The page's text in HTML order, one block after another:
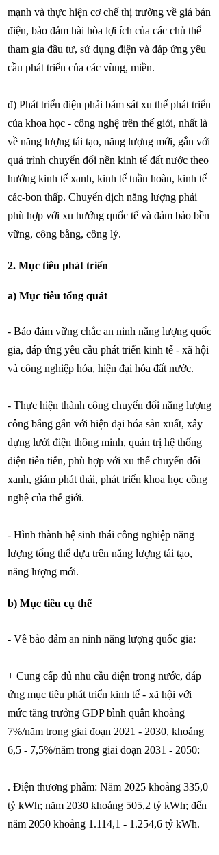
mạnh và thực hiện cơ chế thị trường về giá bán
điện, bảo đảm hài hòa lợi ích của các chủ thể
tham gia đầu tư, sử dụng điện và đáp ứng yêu
cầu phát triển của các vùng, miền.
đ) Phát triển điện phải bám sát xu thế phát triển
của khoa học - công nghệ trên thế giới, nhất là
về năng lượng tái tạo, năng lượng mới, gắn với
quá trình chuyển đổi nền kinh tế đất nước theo
hướng kinh tế xanh, kinh tế tuần hoàn, kinh tế
các-bon thấp. Chuyển dịch năng lượng phải
phù hợp với xu hướng quốc tế và đảm bảo bền
vững, công bằng, công lý.
2. Mục tiêu phát triển
a) Mục tiêu tổng quát
- Bảo đảm vững chắc an ninh năng lượng quốc
gia, đáp ứng yêu cầu phát triển kinh tế - xã hội
và công nghiệp hóa, hiện đại hóa đất nước.
- Thực hiện thành công chuyển đổi năng lượng
công bằng gắn với hiện đại hóa sản xuất, xây
dựng lưới điện thông minh, quản trị hệ thống
điện tiên tiến, phù hợp với xu thế chuyển đổi
xanh, giảm phát thải, phát triển khoa học công
nghệ của thế giới.
- Hình thành hệ sinh thái công nghiệp năng
lượng tổng thể dựa trên năng lượng tái tạo,
năng lượng mới.
b) Mục tiêu cụ thể
- Về bảo đảm an ninh năng lượng quốc gia:
+ Cung cấp đủ nhu cầu điện trong nước, đáp
ứng mục tiêu phát triển kinh tế - xã hội với
mức tăng trưởng GDP bình quân khoảng
7%/năm trong giai đoạn 2021 - 2030, khoảng
6,5 - 7,5%/năm trong giai đoạn 2031 - 2050:
. Điện thương phẩm: Năm 2025 khoảng 335,0
tỷ kWh; năm 2030 khoảng 505,2 tỷ kWh; đến
năm 2050 khoảng 1.114,1 - 1.254,6 tỷ kWh.